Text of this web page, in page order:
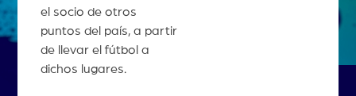
el socio de otros
puntos del país, a partir
de llevar el fútbol a
dichos lugares.